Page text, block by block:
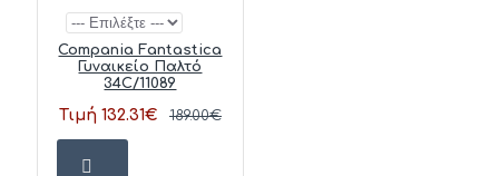
Compania Fantastica
Γυναικείο Παλτό
34C/11089
Τιμή 132.31€ 189.00€